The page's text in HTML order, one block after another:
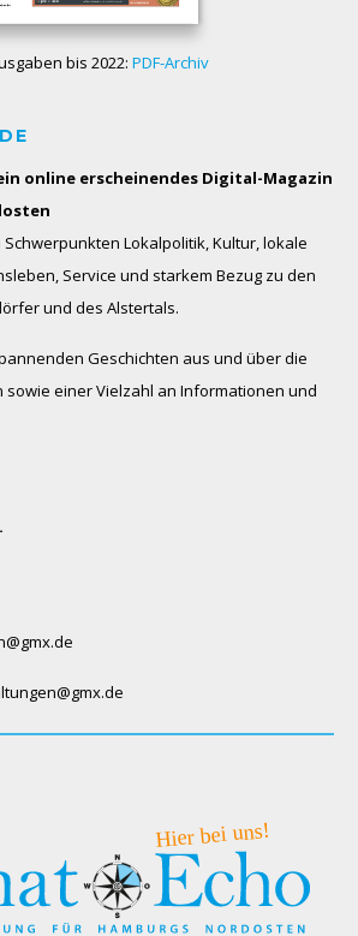
bis 2022: PDF-Archiv
online erscheinendes Digital-Magazin
Lokalpolitik, Kultur, lokale
Service und starkem Bezug zu den
und des Alstertals.
Geschichten aus und über die
sowie einer Vielzahl an Informationen und